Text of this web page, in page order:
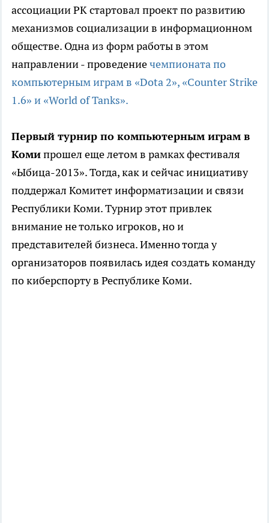
ассоциации РК стартовал проект по развитию
механизмов социализации в информационном
обществе. Одна из форм работы в этом
направлении - проведениечемпионата по
компьютерным играм в «Dota 2», «Counter Strike
1.6» и «World of Tanks».
Первый турнир по компьютерным играм в
Комипрошел еще летом в рамках фестиваля
«Ыбица-2013». Тогда, как и сейчас инициативу
поддержал Комитет информатизации и связи
Республики Коми. Турнир этот привлек
внимание не только игроков, но и
представителей бизнеса. Именно тогда у
организаторов появилась идея создать команду
по киберспорту в Республике Коми.